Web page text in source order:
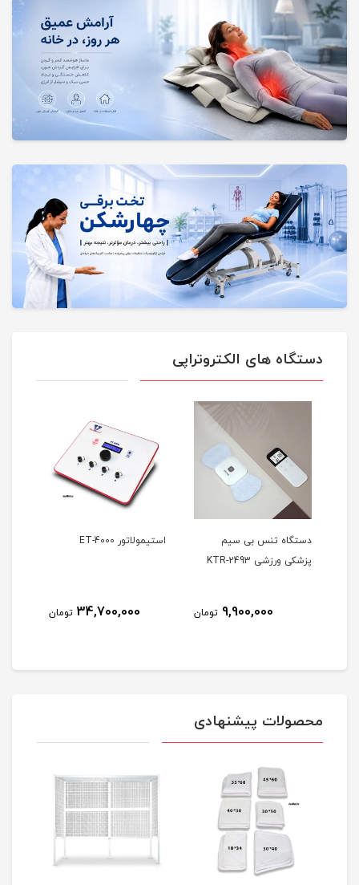
دستگاه های الکتروتراپی
دستگاه تنس بی سیم
پزشکی ورزشی KTR-2493
9,900,000 تومان
استیمولاتور ET-4000
34,700,000 تومان
محصولات پیشنهادی